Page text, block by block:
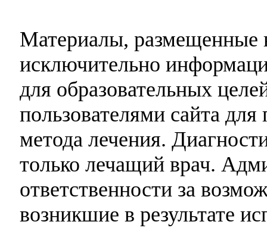
Материалы, размещенные
исключительно
для образовательных
пользователями сайта
метода лечения.
только лечащий врач.
ответственности за
возникшие в результате